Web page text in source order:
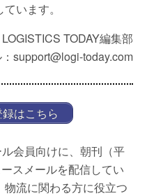
います。
LOGISTICS TODAY編集部
support@logi-today.com
はこちら
会員向けに、朝刊（平
スメールを配信してい
流に関わる方に役立つ